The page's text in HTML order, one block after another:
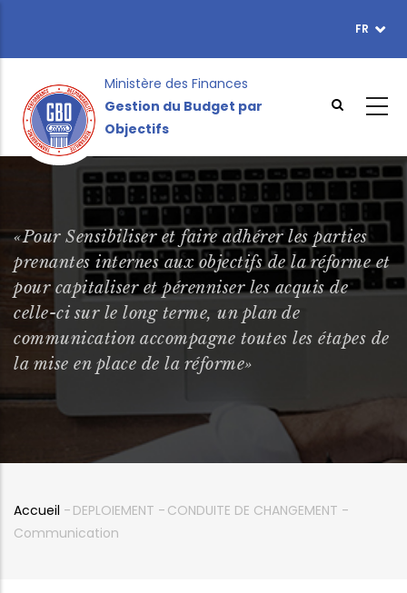
contenu
FR
Ministère des Finances
Gestion du Budget par
Objectifs
«Pour Sensibiliser et faire adhérer les parties
prenantes internes aux objectifs de la réforme et
pour capitaliser et pérenniser les acquis de
celle-ci sur le long terme, un plan de
communication accompagne toutes les étapes de
la mise en place de la réforme»
Fil
Accueil - DEPLOIEMENT - CONDUITE DE CHANGEMENT -
Communication